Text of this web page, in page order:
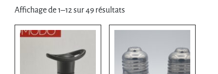
Affichage de 1–12 sur 49 résultats